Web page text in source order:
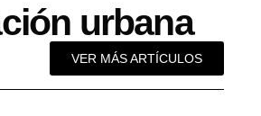
urbana
VER MÁS ARTÍCULOS